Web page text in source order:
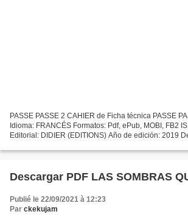
PASSE PASSE 2 CAHIER de Ficha técnica PASSE
Idioma: FRANCÉS Formatos: Pdf, ePub, MOBI, FB2
Editorial: DIDIER (EDITIONS) Año de edición: 2019
Descargar PDF LAS SOMBRAS
Publié le 22/09/2021 à 12:23
Par ckekujam